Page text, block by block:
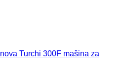
nova Turchi 300F mašina za